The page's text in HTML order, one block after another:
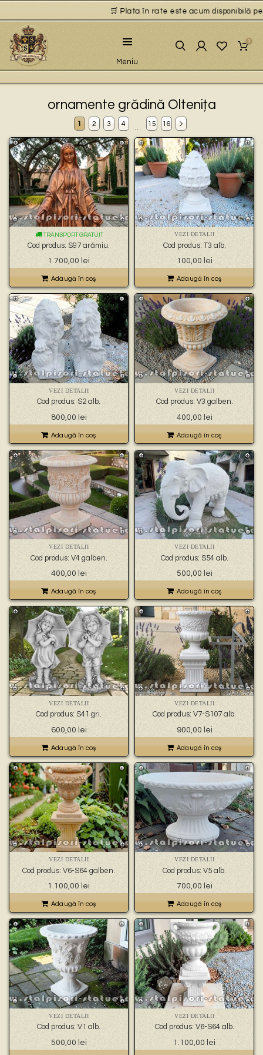
🛒 Plata în rate este acum disponibilă
Meniu
0
ornamente grădină Oltenița
1 2 3 4 15 16
TRANSPORT GRATUIT
Cod produs: S97 arămiu.
1.700,00 lei
Adaugă în coş
VEZI DETALII
Cod produs: T3 alb.
100,00 lei
Adaugă în coş
VEZI DETALII
Cod produs: S2 alb.
800,00 lei
Adaugă în coş
VEZI DETALII
Cod produs: V3 galben.
400,00 lei
Adaugă în coş
VEZI DETALII
Cod produs: V4 galben.
400,00 lei
Adaugă în coş
VEZI DETALII
Cod produs: S54 alb.
500,00 lei
Adaugă în coş
VEZI DETALII
Cod produs: S41 gri.
600,00 lei
Adaugă în coş
VEZI DETALII
Cod produs: V7-S107 alb.
900,00 lei
Adaugă în coş
VEZI DETALII
Cod produs: V6-S64 galben.
1.100,00 lei
Adaugă în coş
VEZI DETALII
Cod produs: V5 alb.
700,00 lei
Adaugă în coş
VEZI DETALII
Cod produs: V1 alb.
500,00 lei
VEZI DETALII
Cod produs: V6-S64 alb.
1.100,00 lei